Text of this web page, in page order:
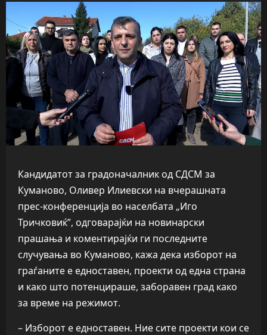
Кандидатот за градоначалник од СДСМ за
Куманово, Оливер Илиевски на вчерашната
прес-конференција во населбата „Иго
Тричковиќ”, одговарајќи на новинарски
прашања и коментирајќи ги последните
случувања во Куманово, кажа дека изборот на
граѓаните е едноставен, проекти од една страна
и како што потенцираше, заборавен град како
за време на режимот.
– Изборот е едноставен. Ние сите проекти кои се